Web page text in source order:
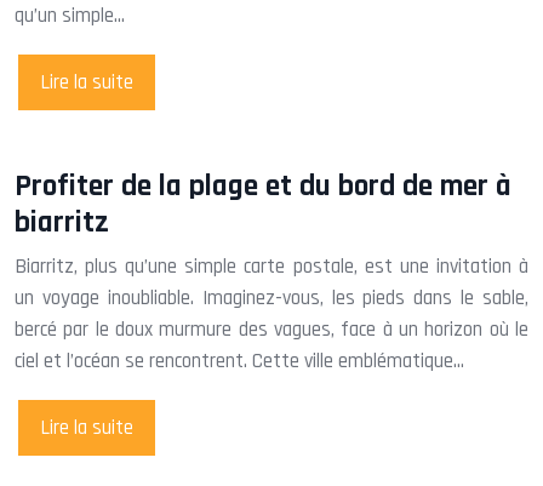
qu’un simple…
Lire la suite
Profiter de la plage et du bord de mer à
biarritz
Biarritz, plus qu’une simple carte postale, est une invitation à
un voyage inoubliable. Imaginez-vous, les pieds dans le sable,
bercé par le doux murmure des vagues, face à un horizon où le
ciel et l’océan se rencontrent. Cette ville emblématique…
Lire la suite